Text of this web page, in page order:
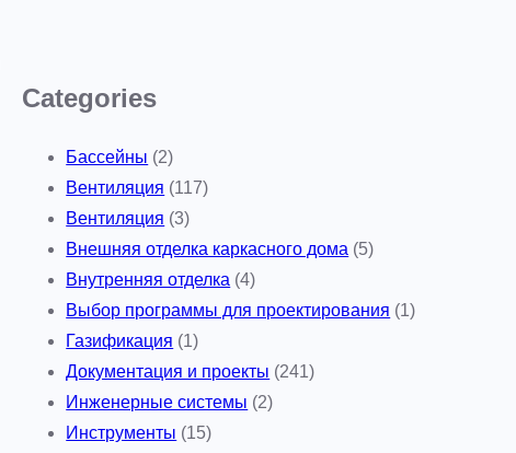
Categories
Бассейны (2)
Вентиляция (117)
Вентиляция (3)
Внешняя отделка каркасного дома (5)
Внутренняя отделка (4)
Выбор программы для проектирования (1)
Газификация (1)
Документация и проекты (241)
Инженерные системы (2)
Инструменты (15)